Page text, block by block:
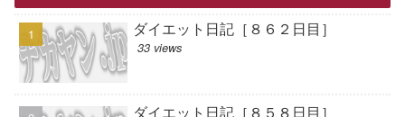
ダイエット日記［８６２日目］
33 views
ダイエット日記［８５８日目］